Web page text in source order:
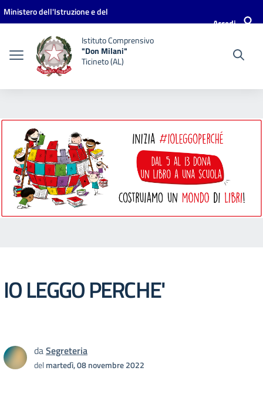
Vai ai contenuti
Vai al menu di navigazione
Vai al footer
Ministero dell'Istruzione e del
Accedi
Istituto Comprensivo
"Don Milani"
Ticineto (AL)
IO LEGGO PERCHE'
daSegreteria
delmartedì, 08 novembre 2022